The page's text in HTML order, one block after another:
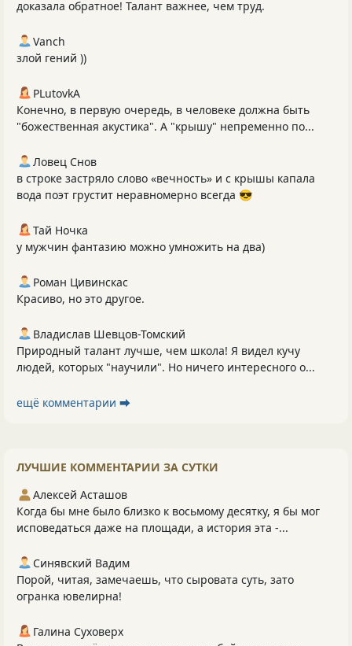
доказала обратное! Талант важнее, чем труд.
Vanch
злой гений ))
PLutоvkА
Конечно, в первую очередь, в человеке должна быть
"божественная акустика". А "крышу" непременно по...
Ловец Снов
в строке застряло слово «вечность» и с крышы капала
вода поэт грустит неравномерно всегда 😎
Тай Ночка
у мужчин фантазию можно умножить на два)
Роман Цивинскас
Красиво, но это другое.
Владислав Шевцов-Томский
Природный талант лучше, чем школа! Я видел кучу
людей, которых "научили". Но ничего интересного о...
ещё комментарии ⮕
ЛУЧШИЕ КОММЕНТАРИИ ЗА СУТКИ
Алексей Асташов
Когда бы мне было близко к восьмому десятку, я бы мог
исповедаться даже на площади, а история эта -...
Синявский Вадим
Порой, читая, замечаешь, что сыровата суть, зато
огранка ювелирна!
Галина Суховерх